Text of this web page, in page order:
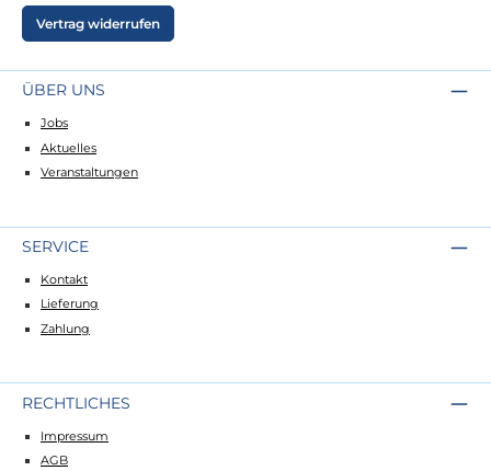
Vertrag widerrufen
ÜBER UNS
Jobs
Aktuelles
Veranstaltungen
SERVICE
Kontakt
Lieferung
Zahlung
RECHTLICHES
Impressum
AGB